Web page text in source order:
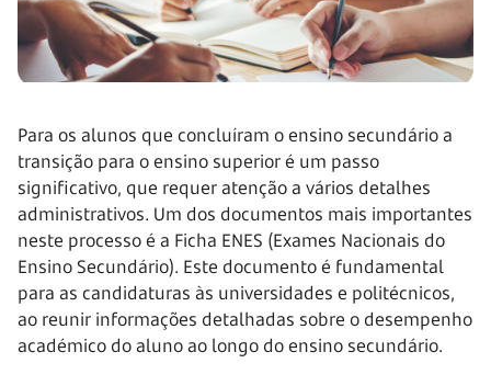
Para os alunos que concluíram o ensino secundário a
transição para o ensino superior é um passo
significativo, que requer atenção a vários detalhes
administrativos. Um dos documentos mais importantes
neste processo é a Ficha ENES (Exames Nacionais do
Ensino Secundário). Este documento é fundamental
para as candidaturas às universidades e politécnicos,
ao reunir informações detalhadas sobre o desempenho
académico do aluno ao longo do ensino secundário.